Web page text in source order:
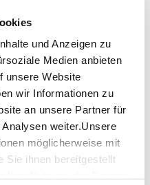
und Anzeigen zu
Medien anbieten
unsere Website
wir Informationen zu
an unsere Partner für
weiter.Unsere
möglicherweise mit
Sie ihnen bereitgestellt